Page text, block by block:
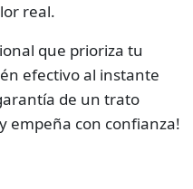
real.
que prioriza tu
efectivo al instante
de un trato
empeña con confianza!